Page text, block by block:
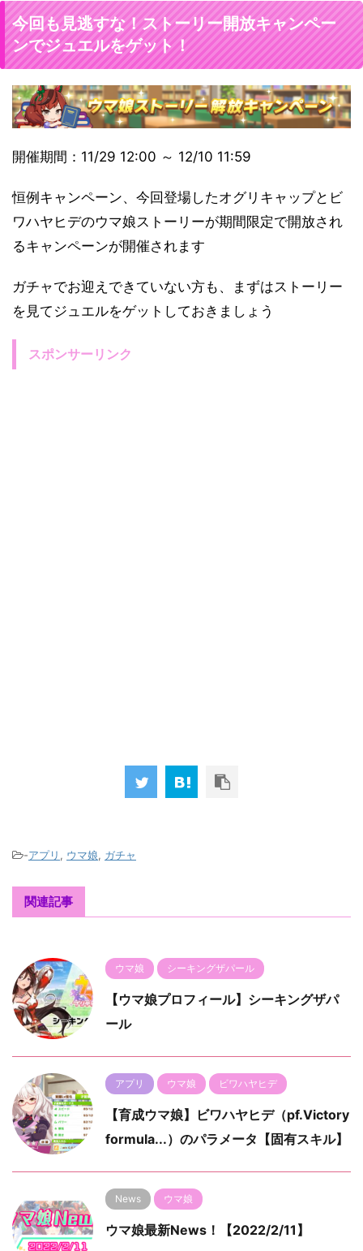
今回も見逃すな！ストーリー開放キャンペー
ンでジュエルをゲット！
開催期間：11/29 12:00 ～ 12/10 11:59
恒例キャンペーン、今回登場したオグリキャップとビ
ワハヤヒデのウマ娘ストーリーが期間限定で開放され
るキャンペーンが開催されます
ガチャでお迎えできていない方も、まずはストーリー
を見てジュエルをゲットしておきましょう
スポンサーリンク
-アプリ , ウマ娘, ガチャ
関連記事
ウマ娘 シーキングザパール
【ウマ娘プロフィール】シーキングザパ
ール
アプリ ウマ娘 ビワハヤヒデ
【育成ウマ娘】ビワハヤヒデ（pf.Victory
formula...）のパラメータ【固有スキル】
News ウマ娘
ウマ娘最新News！【2022/2/11】